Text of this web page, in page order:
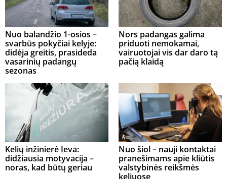
Nuo balandžio 1-osios –
svarbūs pokyčiai kelyje:
didėja greitis, prasideda
vasarinių padangų
sezonas
Nors padangas galima
priduoti nemokamai,
vairuotojai vis dar daro tą
pačią klaidą
Kelių inžinierė Ieva:
didžiausia motyvacija –
noras, kad būtų geriau
Nuo šiol – nauji kontaktai
pranešimams apie kliūtis
valstybinės reikšmės
keliuose